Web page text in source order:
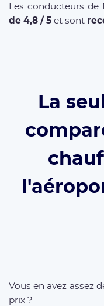
Les conducteurs de
de 4,8 / 5 et sont
La
Vous en avez assez
prix ?